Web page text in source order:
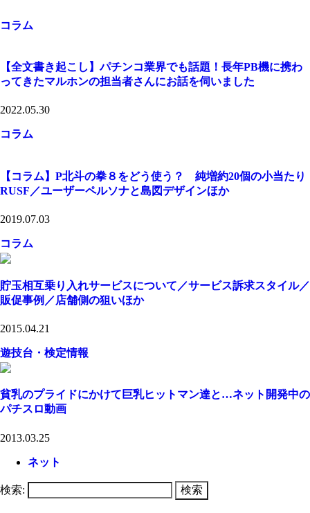
コラム
【全文書き起こし】パチンコ業界でも話題！長年PB機に携わ
ってきたマルホンの担当者さんにお話を伺いました
2022.05.30
コラム
【コラム】P北斗の拳８をどう使う？ 純増約20個の小当たり
RUSF／ユーザーペルソナと島図デザインほか
2019.07.03
コラム
貯玉相互乗り入れサービスについて／サービス訴求スタイル／
販促事例／店舗側の狙いほか
2015.04.21
遊技台・検定情報
貧乳のプライドにかけて巨乳ヒットマン達と…ネット開発中の
パチスロ動画
2013.03.25
ネット
検索: